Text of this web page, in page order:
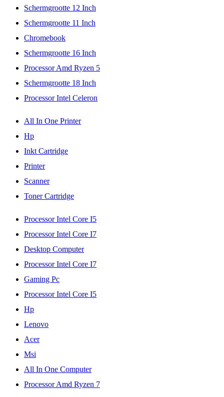
Schermgrootte 12 Inch
Schermgrootte 11 Inch
Chromebook
Schermgrootte 16 Inch
Processor Amd Ryzen 5
Schermgrootte 18 Inch
Processor Intel Celeron
All In One Printer
Hp
Inkt Cartridge
Printer
Scanner
Toner Cartridge
Processor Intel Core I5
Processor Intel Core I7
Desktop Computer
Processor Intel Core I7
Gaming Pc
Processor Intel Core I5
Hp
Lenovo
Acer
Msi
All In One Computer
Processor Amd Ryzen 7